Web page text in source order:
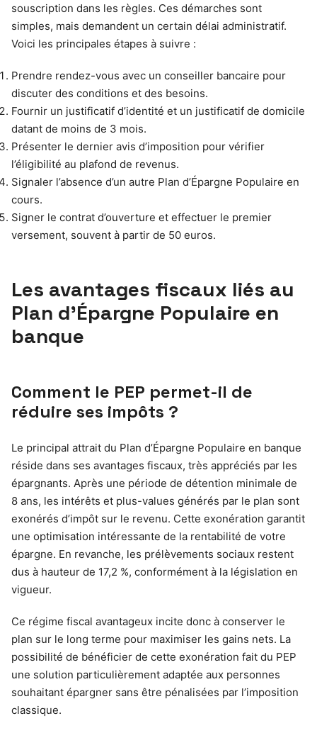
souscription dans les règles. Ces démarches sont
simples, mais demandent un certain délai administratif.
Voici les principales étapes à suivre :
Prendre rendez-vous avec un conseiller bancaire pour
discuter des conditions et des besoins.
Fournir un justificatif d’identité et un justificatif de domicile
datant de moins de 3 mois.
Présenter le dernier avis d’imposition pour vérifier
l’éligibilité au plafond de revenus.
Signaler l’absence d’un autre Plan d’Épargne Populaire en
cours.
Signer le contrat d’ouverture et effectuer le premier
versement, souvent à partir de 50 euros.
Les avantages fiscaux liés au
Plan d’Épargne Populaire en
banque
Comment le PEP permet-il de
réduire ses impôts ?
Le principal attrait du Plan d’Épargne Populaire en banque
réside dans ses avantages fiscaux, très appréciés par les
épargnants. Après une période de détention minimale de
8 ans, les intérêts et plus-values générés par le plan sont
exonérés d’impôt sur le revenu. Cette exonération garantit
une optimisation intéressante de la rentabilité de votre
épargne. En revanche, les prélèvements sociaux restent
dus à hauteur de 17,2 %, conformément à la législation en
vigueur.
Ce régime fiscal avantageux incite donc à conserver le
plan sur le long terme pour maximiser les gains nets. La
possibilité de bénéficier de cette exonération fait du PEP
une solution particulièrement adaptée aux personnes
souhaitant épargner sans être pénalisées par l’imposition
classique.